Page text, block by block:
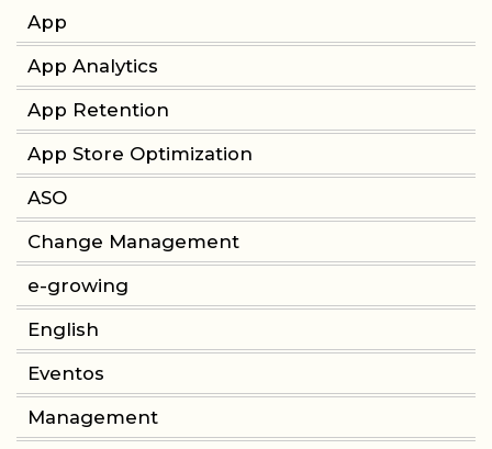
App
App Analytics
App Retention
App Store Optimization
ASO
Change Management
e-growing
English
Eventos
Management